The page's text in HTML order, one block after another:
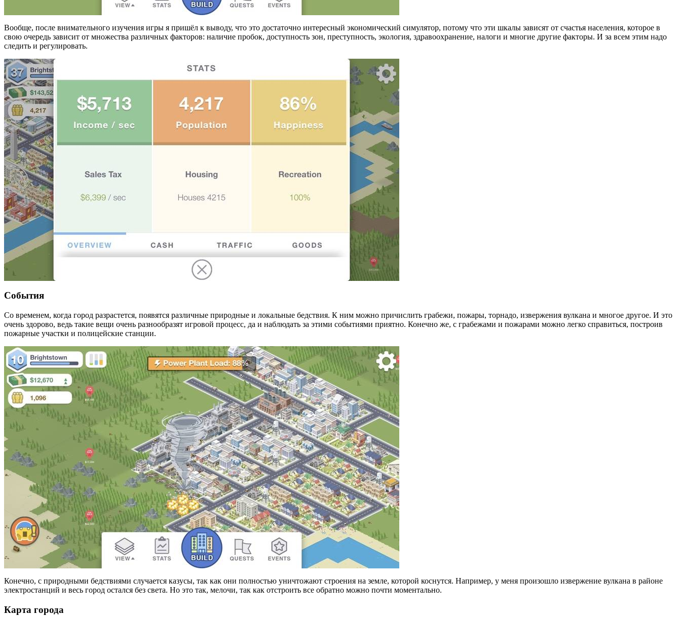
Вообще, после внимательного изучения игры я пришёл к выводу, что это достаточно интересный экономический симулятор, потому что эти шкалы зависят от счастья населения, которое в
свою очередь зависит от множества различных факторов: наличие пробок, доступность зон, преступность, экология, здравоохранение, налоги и многие другие факторы. И за всем этим надо
следить и регулировать.
События
Со временем, когда город разрастется, появятся различные природные и локальные бедствия. К ним можно причислить грабежи, пожары, торнадо, извержения вулкана и многое другое. И это
очень здорово, ведь такие вещи очень разнообразят игровой процесс, да и наблюдать за этими событиями приятно. Конечно же, с грабежами и пожарами можно легко справиться, построив
пожарные участки и полицейские станции.
Конечно, с природными бедствиями случается казусы, так как они полностью уничтожают строения на земле, которой коснутся. Например, у меня произошло извержение вулкана в районе
электростанций и весь город остался без света. Но это так, мелочи, так как отстроить все обратно можно почти моментально.
Карта города